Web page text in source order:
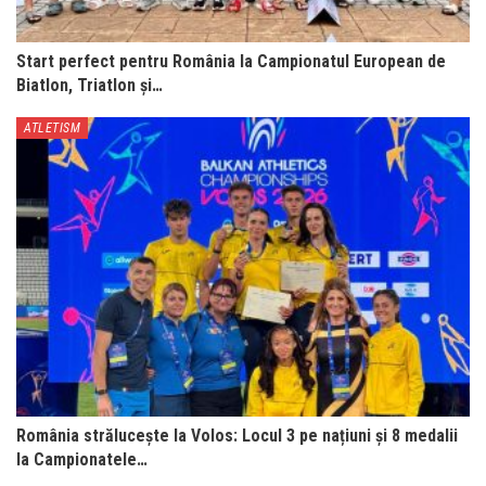
Start perfect pentru România la Campionatul European de
Biatlon, Triatlon și…
ATLETISM
România strălucește la Volos: Locul 3 pe națiuni și 8 medalii
la Campionatele…